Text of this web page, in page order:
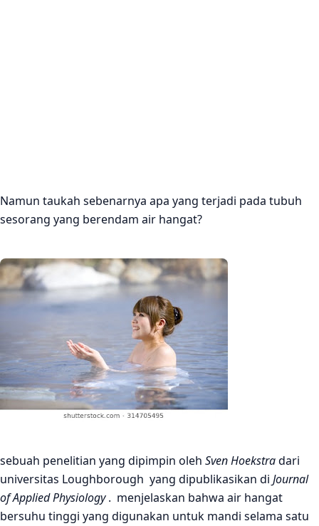
Namun taukah sebenarnya apa yang terjadi pada tubuh
sesorang yang berendam air hangat?
sebuah penelitian yang dipimpin oleh Sven Hoekstradari
universitas Loughborough yang dipublikasikan di Journal
of Applied Physiology. menjelaskan bahwa air hangat
bersuhu tinggi yang digunakan untuk mandi selama satu